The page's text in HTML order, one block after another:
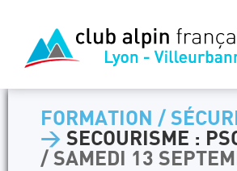
FORMATION /
> SECOURISME :
/ SAMEDI 13